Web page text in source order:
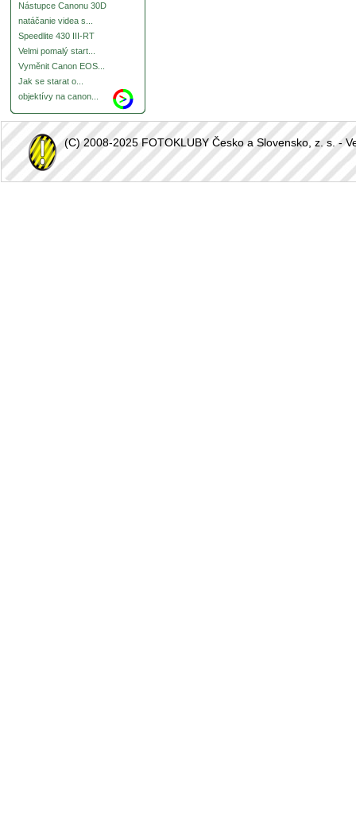
Nástupce Canonu 30D
natáčanie videa s...
Speedlite 430 III-RT
Velmi pomalý start...
Vyměnit Canon EOS...
Jak se starat o...
objektívy na canon...
(C) 2008-2025 FOTOKLUBY Česko a Slovensko, z. s. -